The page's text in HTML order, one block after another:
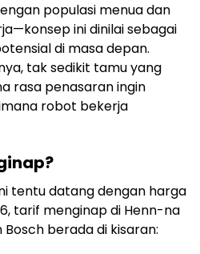
populasi menua dan
ini dinilai sebagai
di masa depan.
tak sedikit tamu yang
rasa penasaran ingin
robot bekerja
tentu datang dengan harga
tarif menginap di Henn-na
Bosch berada di kisaran: